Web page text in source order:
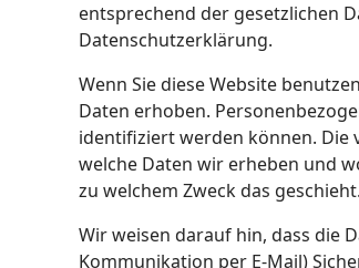
entsprechend der gesetzlichen
Datenschutzerklärung.
Wenn Sie diese Website
Daten erhoben.
identifiziert werden können.
welche Daten wir erheben und
zu welchem Zweck das geschieht.
Wir weisen darauf hin, dass die
Kommunikation per E-Mail)